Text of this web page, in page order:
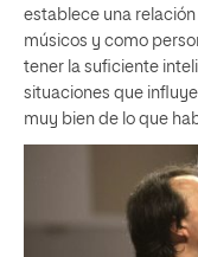
establece una
músicos y como
tener la suficiente
situaciones que
muy bien de lo que